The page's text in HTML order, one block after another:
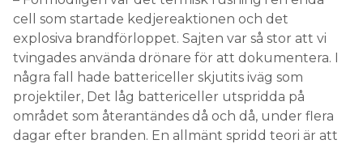
cell som startade kedjereaktionen och det
explosiva brandförloppet. Sajten var så stor att vi
tvingades använda drönare för att dokumentera. I
några fall hade battericeller skjutits iväg som
projektiler, Det låg battericeller utspridda på
området som återantändes då och då, under flera
dagar efter branden. En allmänt spridd teori är att